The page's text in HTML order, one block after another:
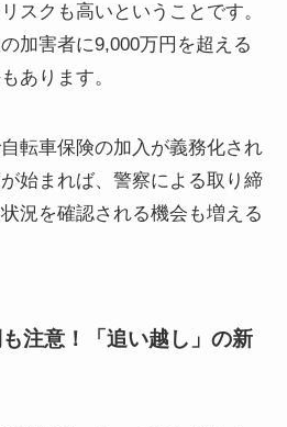
スクも高いということです。
加害者に9,000万円を超える
あります。
転車保険の加入が義務化され
始まれば、警察による取り締
況を確認される機会も増える
注意！「追い越し」の新